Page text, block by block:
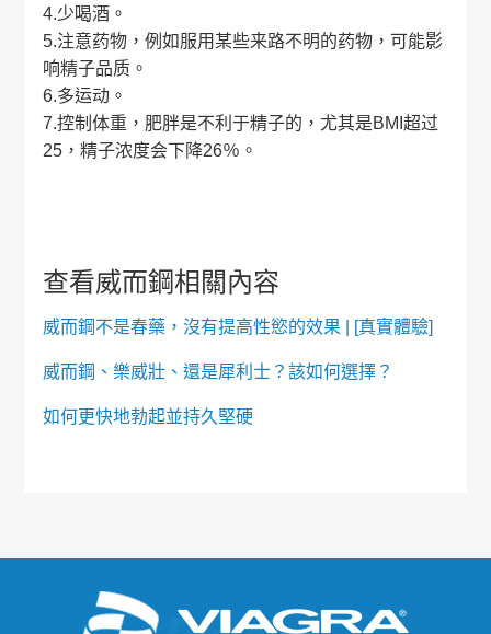
4.少喝酒。
5.注意药物，例如服用某些来路不明的药物，可能影
响精子品质。
6.多运动。
7.控制体重，肥胖是不利于精子的，尤其是BMI超过
25，精子浓度会下降26％。
查看威而鋼相關內容
威而鋼不是春藥，沒有提高性慾的效果 | [真實體驗]
威而鋼、樂威壯、還是犀利士？該如何選擇？
如何更快地勃起並持久堅硬